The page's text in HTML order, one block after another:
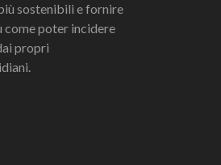
sostenibili e fornire
come poter incidere
propri